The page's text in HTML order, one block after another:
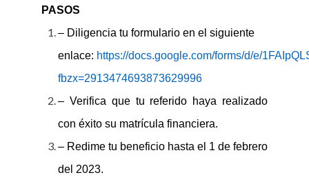
PASOS
– Diligencia tu formulario en el siguiente
enlace: https://docs.google.com/forms/d/e/
fbzx=2913474693873629996
– Verifica que tu referido haya realizado
con éxito su matrícula financiera.
– Redime tu beneficio hasta el 1 de febrero
del 2023.